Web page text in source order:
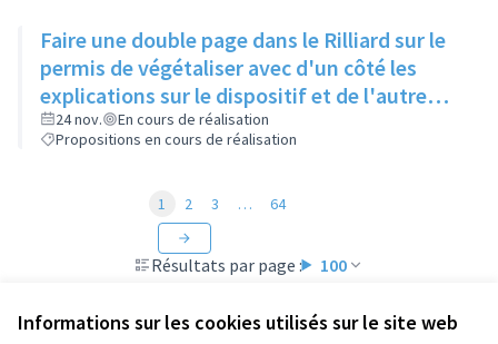
Informations sur les cookies utilisés sur le site web
Faire une double page dans le Rilliard sur le
permis de végétaliser avec d'un côté les
explications sur le dispositif et de l'autre
côté des exemples concrets de lieux à
investir
24 nov.
En cours de réalisation
Propositions en cours de réalisation
Résultats par page : 100
1 2 3 … 64